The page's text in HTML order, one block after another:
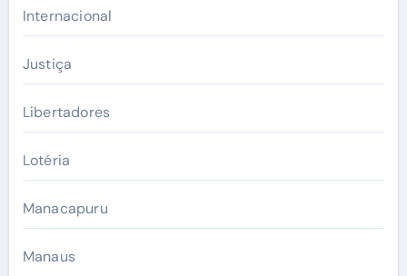
Internacional
Justiça
Libertadores
Lotéria
Manacapuru
Manaus